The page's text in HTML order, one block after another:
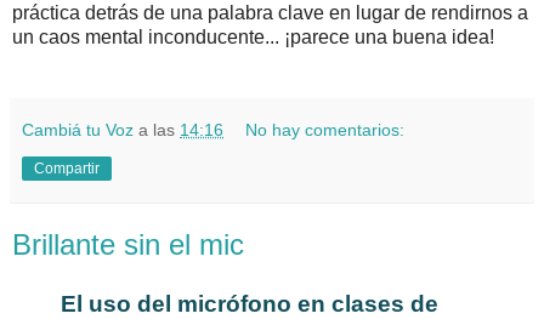
práctica detrás de una palabra clave en lugar de rendirnos a
un caos mental inconducente... ¡parece una buena idea!
Cambiá tu Voz a las 14:16 No hay comentarios:
Compartir
Brillante sin el mic
El uso del micrófono en clases de